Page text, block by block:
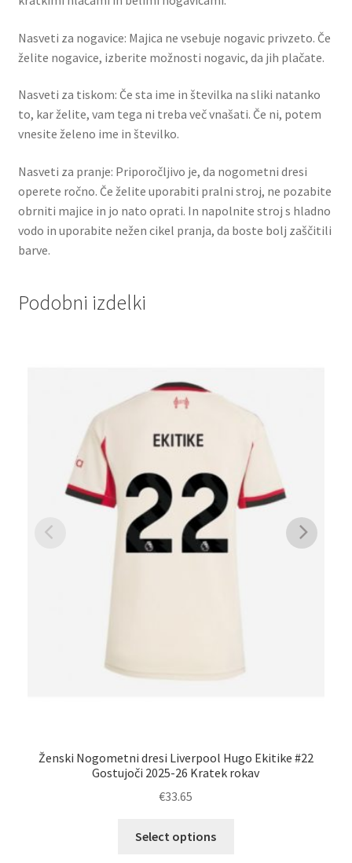
Nasveti za nogavice: Majica ne vsebuje nogavic privzeto. Če
želite nogavice, izberite možnosti nogavic, da jih plačate.
Nasveti za tiskom: Če sta ime in številka na sliki natanko
to, kar želite, vam tega ni treba več vnašati. Če ni, potem
vnesite želeno ime in številko.
Nasveti za pranje: Priporočljivo je, da nogometni dresi
operete ročno. Če želite uporabiti pralni stroj, ne pozabite
obrniti majice in jo nato oprati. In napolnite stroj s hladno
vodo in uporabite nežen cikel pranja, da boste bolj zaščitili
barve.
Podobni izdelki
Ženski Nogometni dresi Liverpool Hugo Ekitike #22
Gostujoči 2025-26 Kratek rokav
€33.65
Select options